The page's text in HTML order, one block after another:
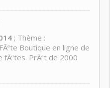
; Thème :
Boutique en ligne de
PrÃªt de 2000